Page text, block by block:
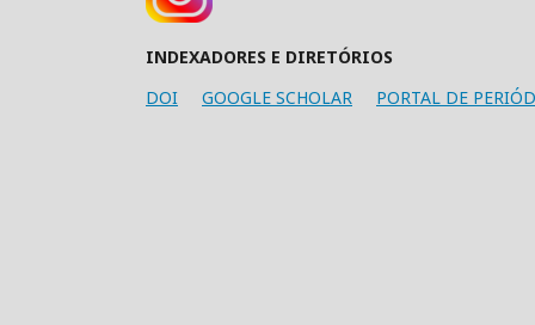
INDEXADORES E DIRETÓRIOS
DOI
GOOGLE SCHOLAR PORTAL DE